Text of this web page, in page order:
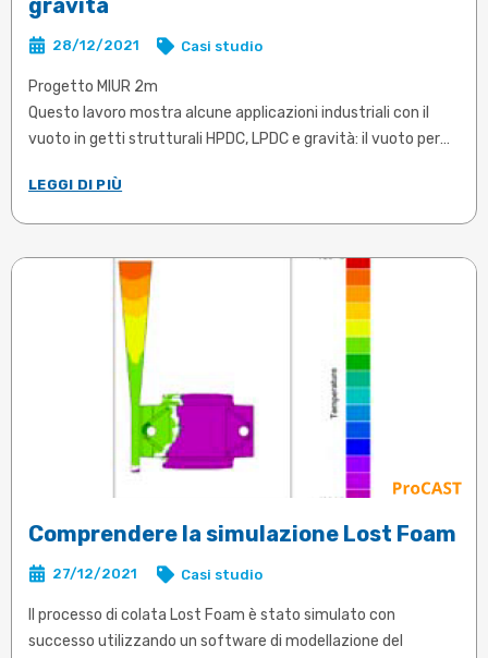
gravità
28/12/2021 Casi studio
Progetto MIUR 2m
Questo lavoro mostra alcune applicazioni industriali con il
vuoto in getti strutturali HPDC, LPDC e gravità: il vuoto per
.....
LEGGI DI PIÙ
Comprendere la simulazione Lost Foam
27/12/2021 Casi studio
Il processo di colata Lost Foam è stato simulato con
successo utilizzando un software di modellazione del